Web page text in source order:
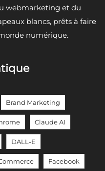
webmarketing et du
blancs, prêts à faire
numérique.
Brand Marketing
Claude AI
DALL-E
Facebook